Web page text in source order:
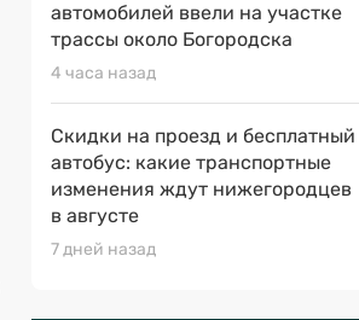
автомобилей ввели на участке
трассы около Богородска
4 часа назад
Скидки на проезд и бесплатный
автобус: какие транспортные
изменения ждут нижегородцев
в августе
7 дней назад